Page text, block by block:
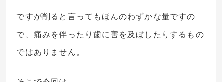
ですが削ると言ってもほんのわずかな量ですの
で、痛みを伴ったり歯に害を及ぼしたりするもの
ではありません。